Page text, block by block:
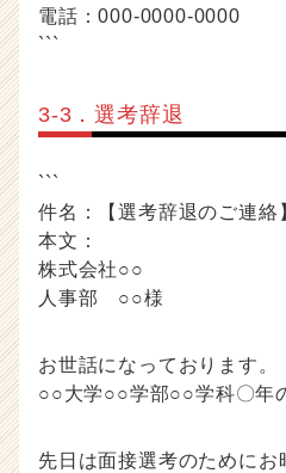
電話：000-0000-0000
```
3-3．選考辞退
```
件名：【選考辞退のご連
本文：
株式会社○○
人事部 ○○様
お世話になっております。
○○大学○○学部○○学科〇年
先日は面接選考のために